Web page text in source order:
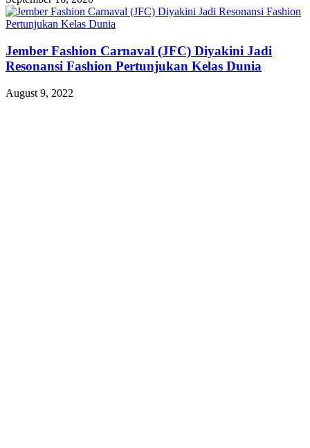
Jember Fashion Carnaval (JFC) Diyakini Jadi
Resonansi Fashion Pertunjukan Kelas Dunia
August 9, 2022